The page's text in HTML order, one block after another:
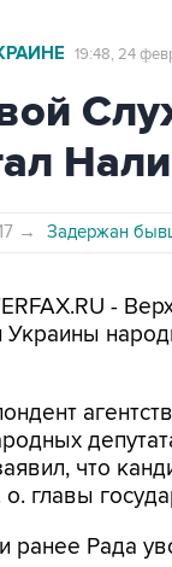
19:48, 24
→ Задержан
-
что
главы
ранее Рада